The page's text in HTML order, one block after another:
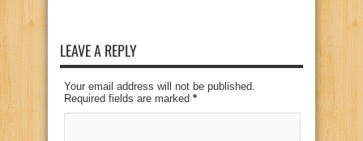
LEAVE A REPLY
Your email address will not be published.
Required fields are marked *